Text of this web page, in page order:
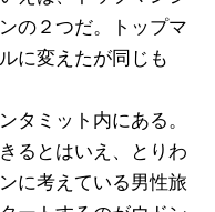
の２つだ。トップマ
に変えたが同じも
タミット内にある。
るとはいえ、とりわ
に考えている男性旅